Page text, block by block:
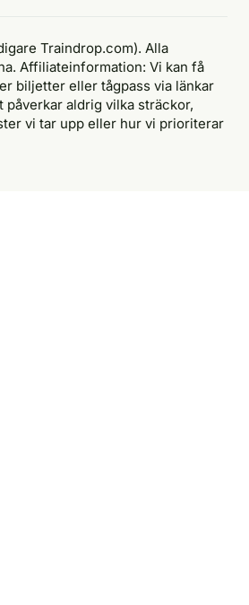
Traindrop.com). Alla
Affiliateinformation: Vi kan få
biljetter eller tågpass via länkar
påverkar aldrig vilka sträckor,
vi tar upp eller hur vi prioriterar